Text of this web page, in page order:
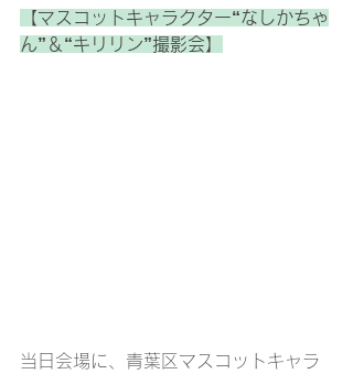
【マスコットキャラクター“なしかちゃ
ん”＆“キリリン”撮影会】
当日会場に、青葉区マスコットキャラ